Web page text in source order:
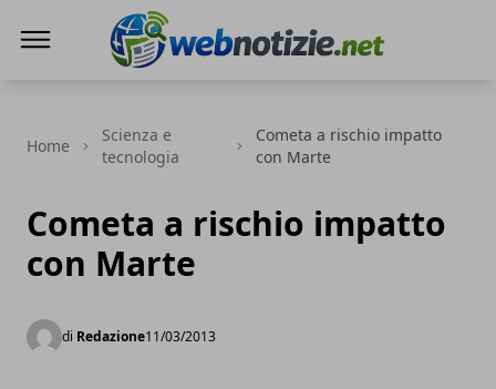
Home
Scienza e
tecnologia
Cometa a rischio impatto
con Marte
Cometa a rischio impatto
con Marte
di Redazione11/03/2013